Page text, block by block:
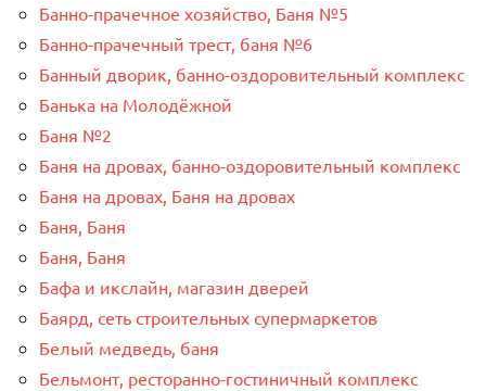
Банно-прачечное хозяйство, Баня №5
Банно-прачечный трест, баня №6
Банный дворик, банно-оздоровительный комплекс
Банька на Молодёжной
Баня №2
Баня на дровах, банно-оздоровительный комплекс
Баня на дровах, Баня на дровах
Баня, Баня
Баня, Баня
Бафа и икслайн, магазин дверей
Баярд, сеть строительных супермаркетов
Белый медведь, баня
Бельмонт, ресторанно-гостиничный комплекс